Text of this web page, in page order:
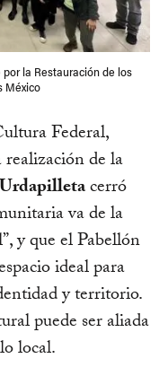
la Restauración de los
México
Federal,
de la
cerró
va de la
y que el Pabellón
ideal para
y territorio.
puede ser aliada
local.